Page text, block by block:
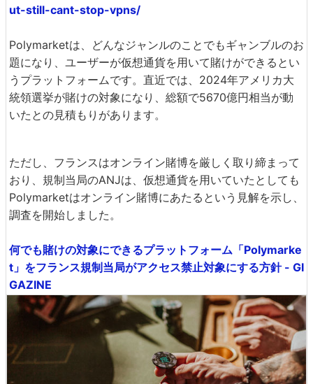
ut-still-cant-stop-vpns/
Polymarketは、どんなジャンルのことでもギャンブルのお
題になり、ユーザーが仮想通貨を用いて賭けができるとい
うプラットフォームです。直近では、2024年アメリカ大
統領選挙が賭けの対象になり、総額で5670億円相当が動
いたとの見積もりがあります。
ただし、フランスはオンライン賭博を厳しく取り締まって
おり、規制当局のANJは、仮想通貨を用いていたとしても
Polymarketはオンライン賭博にあたるという見解を示し、
調査を開始しました。
何でも賭けの対象にできるプラットフォーム「Polymarke
t」をフランス規制当局がアクセス禁止対象にする方針 - GI
GAZINE